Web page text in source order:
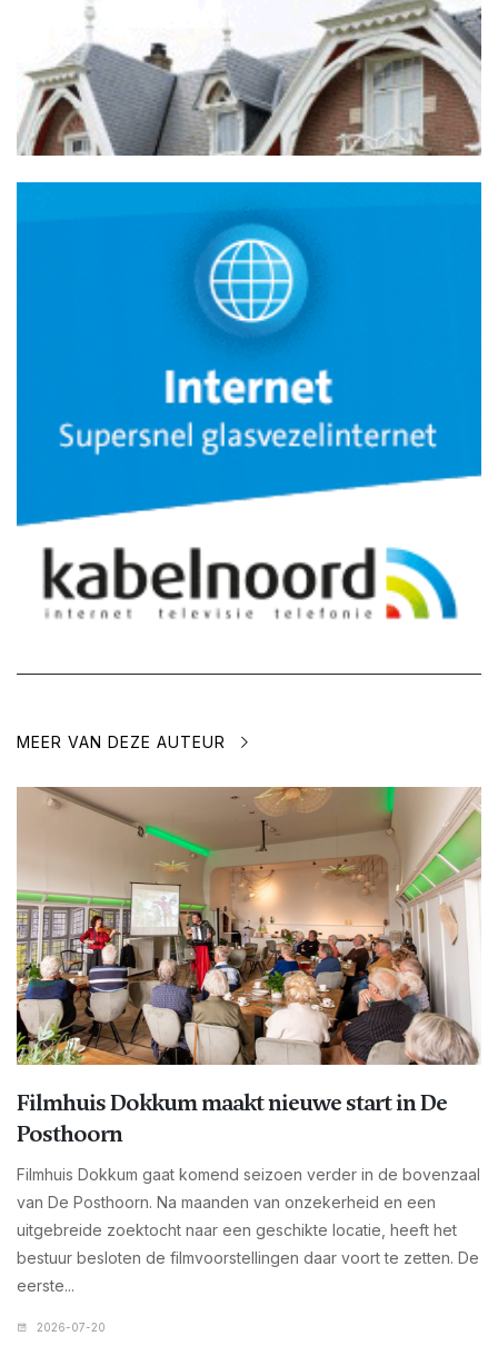
MEER VAN DEZE AUTEUR
Filmhuis Dokkum maakt nieuwe start in De
Posthoorn
Filmhuis Dokkum gaat komend seizoen verder in de bovenzaal
van De Posthoorn. Na maanden van onzekerheid en een
uitgebreide zoektocht naar een geschikte locatie, heeft het
bestuur besloten de filmvoorstellingen daar voort te zetten. De
eerste...
2026-07-20